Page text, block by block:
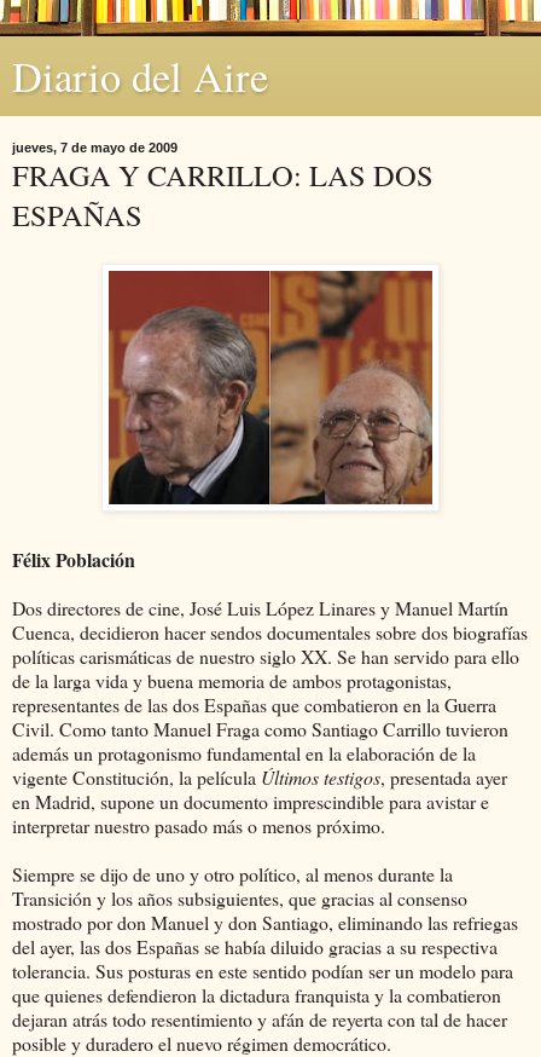
Diario del Aire
jueves, 7 de mayo de 2009
FRAGA Y CARRILLO: LAS DOS
ESPAÑAS
Félix Población
Dos directores de cine, José Luis López Linares y Manuel Martín
Cuenca, decidieron hacer sendos documentales sobre dos biografías
políticas carismáticas de nuestro siglo XX. Se han servido para ello
de la larga vida y buena memoria de ambos protagonistas,
representantes de las dos Españas que combatieron en la Guerra
Civil. Como tanto Manuel Fraga como Santiago Carrillo tuvieron
además un protagonismo fundamental en la elaboración de la
vigente Constitución, la película Últimos testigos, presentada ayer
en Madrid, supone un documento imprescindible para avistar e
interpretar nuestro pasado más o menos próximo.
Siempre se dijo de uno y otro político, al menos durante la
Transición y los años subsiguientes, que gracias al consenso
mostrado por don Manuel y don Santiago, eliminando las refriegas
del ayer, las dos Españas se había diluido gracias a su respectiva
tolerancia. Sus posturas en este sentido podían ser un modelo para
que quienes defendieron la dictadura franquista y la combatieron
dejaran atrás todo resentimiento y afán de reyerta con tal de hacer
posible y duradero el nuevo régimen democrático.